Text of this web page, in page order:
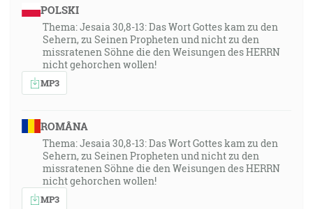
POLSKI
Thema: Jesaia 30,8-13: Das Wort Gottes kam zu den
Sehern, zu Seinen Propheten und nicht zu den
missratenen Söhne die den Weisungen des HERRN
nicht gehorchen wollen!
MP3
ROMÂNA
Thema: Jesaia 30,8-13: Das Wort Gottes kam zu den
Sehern, zu Seinen Propheten und nicht zu den
missratenen Söhne die den Weisungen des HERRN
nicht gehorchen wollen!
MP3